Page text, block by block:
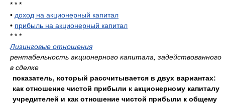
* * *
• доход на акционерный капитал
• прибыль на акционерный капитал
* * *
Лизинговые отношения
рентабельность акционерного капитала, задействованного
в сделке
показатель, который рассчитывается в двух вариантах:
как отношение чистой прибыли к акционерному капиталу
учредителей и как отношение чистой прибыли к общему